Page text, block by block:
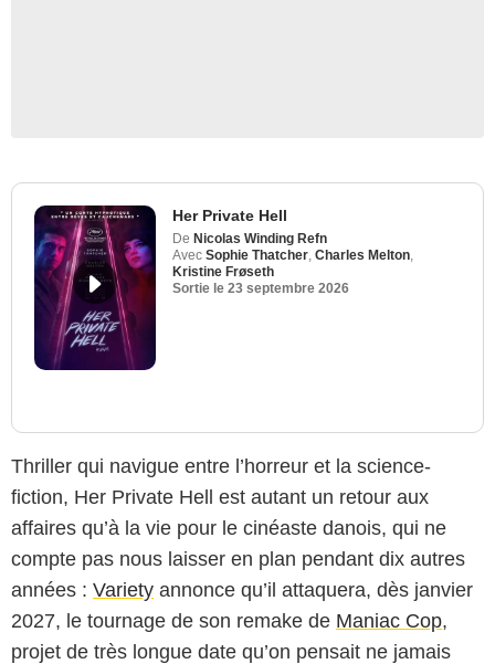
Her Private Hell
De Nicolas Winding Refn
Avec Sophie Thatcher Charles Melton
Kristine Frøseth
Sortie le 23 septembre 2026
Thriller qui navigue entre l’horreur et la science-
fiction, Her Private Hell est autant un retour aux
affaires qu’à la vie pour le cinéaste danois, qui ne
compte pas nous laisser en plan pendant dix autres
années : Variety annonce qu’il attaquera, dès janvier
2027, le tournage de son remake de Maniac Cop,
projet de très longue date qu’on pensait ne jamais